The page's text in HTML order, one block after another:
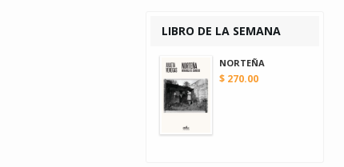
LIBRO DE LA SEMANA
NORTEÑA
$ 270.00